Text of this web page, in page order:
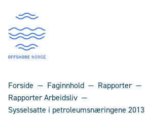
Forside Faginnhold
Rapporter
Rapporter Arbeidsliv
Sysselsatte i petroleumsnæringene 2013